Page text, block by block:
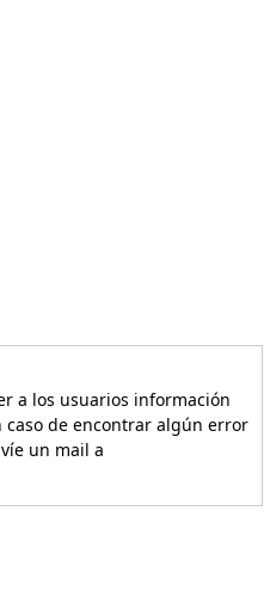
a los usuarios información
caso de encontrar algún error
un mail a